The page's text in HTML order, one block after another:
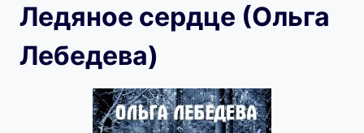
Ледяное сердце (Ольга
Лебедева)